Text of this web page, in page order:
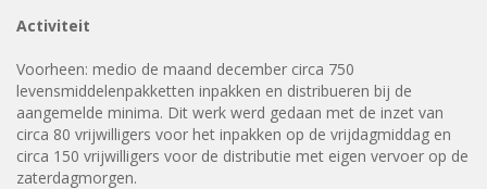
Activiteit
Voorheen: medio de maand december circa 750
levensmiddelenpakketten inpakken en distribueren bij de
aangemelde minima. Dit werk werd gedaan met de inzet van
circa 80 vrijwilligers voor het inpakken op de vrijdagmiddag en
circa 150 vrijwilligers voor de distributie met eigen vervoer op de
zaterdagmorgen.